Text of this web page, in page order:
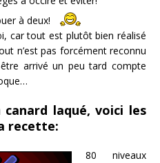
à deux!
car tout est plutôt bien réalisé
n’est pas forcément reconnu
arrivé un peu tard compte
laqué, voici les
recette:
80 niveaux